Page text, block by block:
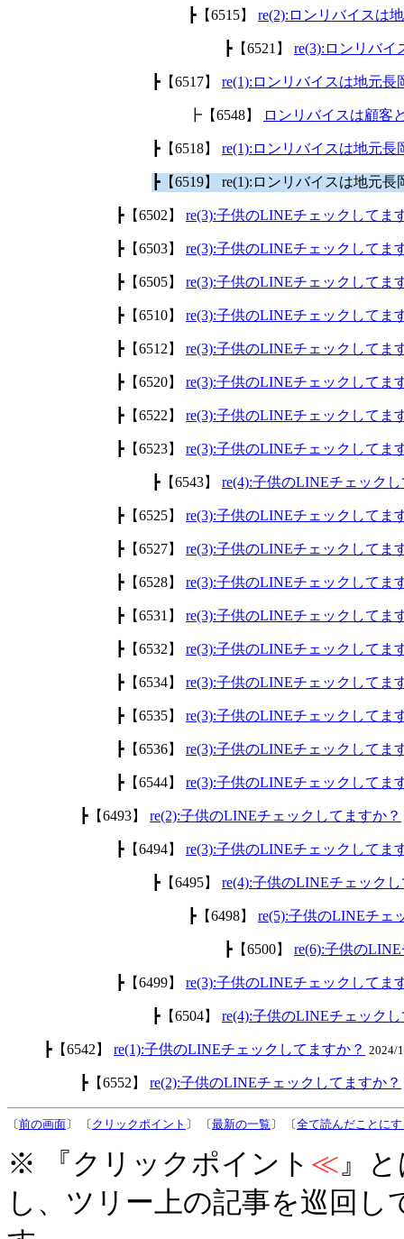
┣【6515】 re(2):ロンリバイスは
┣【6521】 re(3):ロンリバ
┣【6517】 re(1):ロンリバイスは地元
┣【6548】 ロンリバイスは顧客
┣【6518】 re(1):ロンリバイスは地元
┣【6519】 re(1):ロンリバイスは地元
┣【6502】 re(3):子供のLINEチェックしてま
┣【6503】 re(3):子供のLINEチェックしてま
┣【6505】 re(3):子供のLINEチェックしてま
┣【6510】 re(3):子供のLINEチェックしてま
┣【6512】 re(3):子供のLINEチェックしてま
┣【6520】 re(3):子供のLINEチェックしてま
┣【6522】 re(3):子供のLINEチェックしてま
┣【6523】 re(3):子供のLINEチェックしてま
┣【6543】 re(4):子供のLINEチェック
┣【6525】 re(3):子供のLINEチェックしてま
┣【6527】 re(3):子供のLINEチェックしてま
┣【6528】 re(3):子供のLINEチェックしてま
┣【6531】 re(3):子供のLINEチェックしてま
┣【6532】 re(3):子供のLINEチェックしてま
┣【6534】 re(3):子供のLINEチェックしてま
┣【6535】 re(3):子供のLINEチェックしてま
┣【6536】 re(3):子供のLINEチェックしてま
┣【6544】 re(3):子供のLINEチェックしてま
┣【6493】 re(2):子供のLINEチェックしてますか？
┣【6494】 re(3):子供のLINEチェックしてま
┣【6495】 re(4):子供のLINEチェック
┣【6498】 re(5):子供のLINEチェ
┣【6500】 re(6):子供の
┣【6499】 re(3):子供のLINEチェックしてま
┣【6504】 re(4):子供のLINEチェック
┣【6542】 re(1):子供のLINEチェックしてますか？ 2024/
┣【6552】 re(2):子供のLINEチェックしてますか？
〔前の画面〕 〔 クリックポイント 〕 〔最新の一覧 〕 〔全て読んだことに
※ 『クリックポイント ≪』
し、ツリー上の記事を巡回